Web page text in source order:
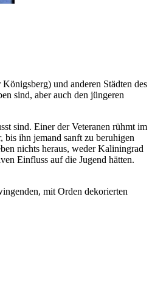
und anderen Städten des
sind, aber auch den jüngeren
sind. Einer der Veteranen rühmt im
bis ihn jemand sanft zu beruhigen
nichts heraus, weder Kaliningrad
Einfluss auf die Jugend hätten.
mit Orden dekorierten